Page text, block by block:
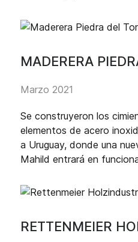
MADERERA
Marzo 2021
Se construyeron los
elementos de acero
a Uruguay, donde una
Mahild entrará en
RETTENMEIER